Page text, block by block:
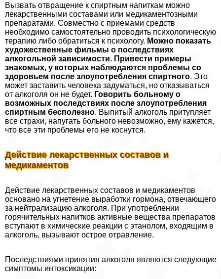
Вызвать отвращение к спиртным напиткам можно
лекарственными составами или медикаментозными
препаратами. Совместно с приемами средств
необходимо самостоятельно проводить психологическую
терапию либо обратиться к психологу. Можно показать
художественные фильмы о последствиях
алкогольной зависимости. Привести примеры
знакомых, у которых наблюдаются проблемы со
здоровьем после злоупотрeбления спиртного. Это
может заставить человека задуматься, но отказываться
от алкоголя он не будет. Говорить больному о
возможных последствиях после злоупотрeбления
спиртным бесполезно. Выпитый алкоголь притупляет
все страхи, напугать больного невозможно, ему кажется,
что все эти проблемы его не коснутся.
Действие лекарственных составов и
медикаментов
Действие лекарственных составов и медикаментов
основано на угнетение выработки гормона, отвечающего
за нейтрализацию алкоголя. При употрeблении
горячительных напитков активные вещества препаратов
вступают в химические реакции с этанолом, входящим в
алкоголь, вызывают острое отравление.
Последствиями принятия алкоголя являются следующие
симптомы интоксикации: